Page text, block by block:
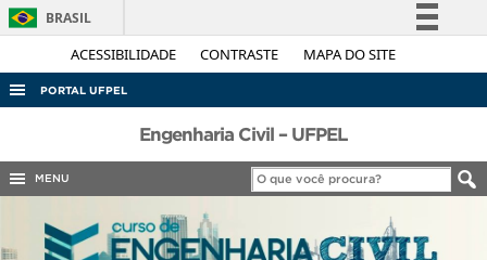
ACESSIBILIDADE CONTRASTE MAPA DO SITE
BRASIL
Simplifique!
Legislação
PORTAL UFPEL
ACESSO À INFORMAÇÃO
AUDITORIA
CONCURSOS
Engenharia Civil – UFPEL
MENU